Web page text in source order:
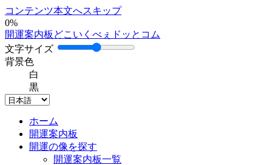
コンテンツ本文へスキップ
0%
開運案内板どこいくべぇドッとコム
文字サイズ
背景色
白
黒
ホーム
開運案内板
開運の像を探す
開運案内板一覧